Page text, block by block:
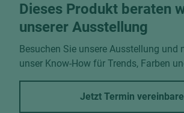
Dieses Produkt beraten
unserer Ausstellung
Besuchen Sie unsere Ausstellung und
unser Know-How für Trends, Farben
Jetzt Termin